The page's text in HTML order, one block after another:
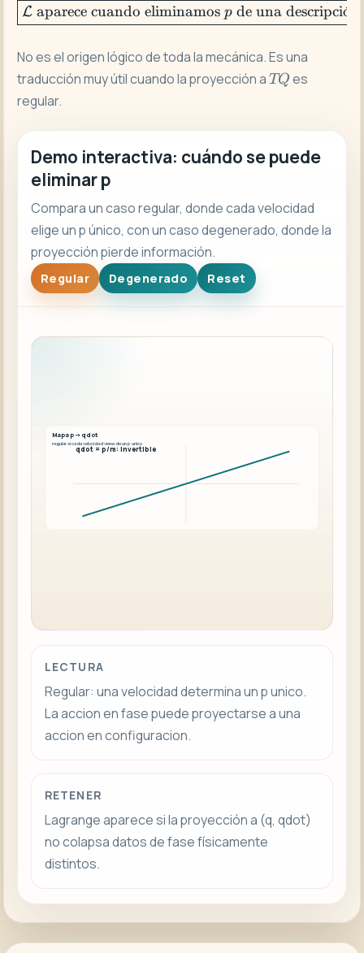
L aparece cuando eliminamos p de una descripcio
ˊ
No es el origen lógico de toda la mecánica. Es una
traducción muy útil cuando la proyección aTQ
TQ es
regular.
Demo interactiva: cuándo se puede
eliminar p
Compara un caso regular, donde cada velocidad
elige un p único, con un caso degenerado, donde la
proyección pierde información.
Regular Degenerado Reset
Mapa p -> qdot
regular si cada velocidad viene de un p unico
qdot = p/m: invertible
LECTURA
Regular: una velocidad determina un p unico.
La accion en fase puede proyectarse a una
accion en configuracion.
RETENER
Lagrange aparece si la proyección a (q, qdot)
no colapsa datos de fase físicamente
distintos.